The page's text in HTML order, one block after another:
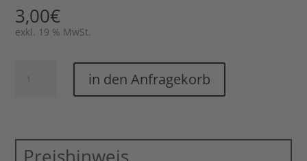
3,00€
exkl. 19 % MwSt.
Milch-/Zuckerspender
in den Anfragekorb